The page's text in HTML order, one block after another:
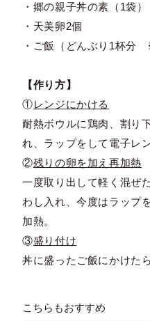
・郷の親子丼の素（1袋）
・天美卵2個
・ご飯（どんぶり1杯分
【作り方】
①レンジにかける
耐熱ボウルに鶏肉、割り
れ、ラップをして電子レ
②残りの卵を加え再加熱
一度取り出して軽く混ぜ
わし入れ、今度はラップ
加熱。
③盛り付け
丼に盛ったご飯にかけた
こちらもおすすめ